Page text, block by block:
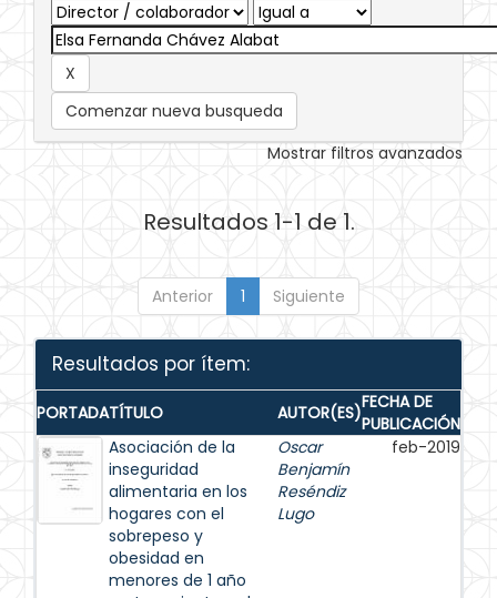
Comenzar nueva busqueda
Mostrar filtros avanzados
Resultados 1-1 de 1.
Anterior 1 Siguiente
Resultados por ítem:
PORTADATÍTULO AUTOR(ES)FECHA DE
PUBLICACIÓN
Asociación de la
inseguridad
alimentaria en los
hogares con el
sobrepeso y
obesidad en
menores de 1 año
Oscar
Benjamín
Reséndiz
Lugo
feb-2019